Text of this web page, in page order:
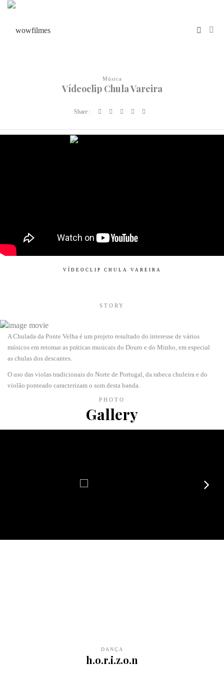
Música
Vídeoclip Chula Vareira
Share :
VÍDEOCLIP CHULA VAREIRA
STORY
A Chulada da Ponte Velha é um projeto resultado do interesse de vários
músicos em retomar as práticas musicais do Douro e do Minho, em especial
as chulas dos descantes.
O uso das violas tradicionais do Norte de Portugal, da rabeca chuleira e do
violão ponteado caracterizam o som desta banda.
PHOTO
Gallery
DANÇA
h.o.r.i.z.o.n